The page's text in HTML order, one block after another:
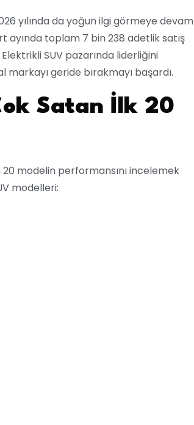
yılında da yoğun ilgi görmeye devam
ayında toplam 7 bin 238 adetlik satış
Elektrikli SUV pazarında liderliğini
geride bırakmayı başardı.
Satan İlk 20
modelin performansını incelemek
modelleri: